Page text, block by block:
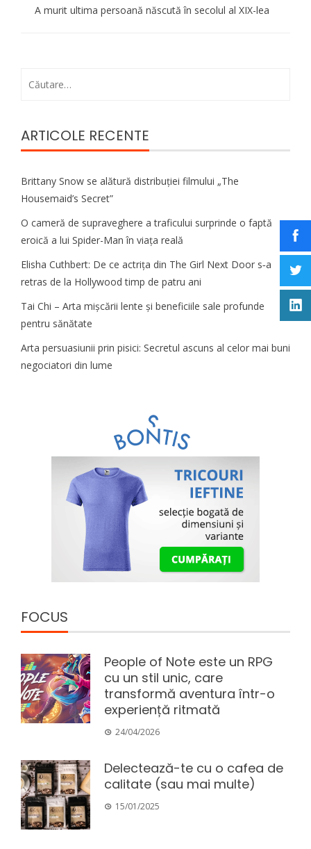
A murit ultima persoană născută în secolul al XIX-lea
ARTICOLE RECENTE
Brittany Snow se alătură distribuției filmului „The
Housemaid’s Secret”
O cameră de supraveghere a traficului surprinde o faptă
eroică a lui Spider-Man în viața reală
Elisha Cuthbert: De ce actrița din The Girl Next Door s‑a
retras de la Hollywood timp de patru ani
Tai Chi – Arta mișcării lente și beneficiile sale profunde
pentru sănătate
Arta persuasiunii prin pisici: Secretul ascuns al celor mai buni
negociatori din lume
FOCUS
People of Note este un RPG
cu un stil unic, care
transformă aventura într-o
experiență ritmată
24/04/2026
Delectează-te cu o cafea de
calitate (sau mai multe)
15/01/2025